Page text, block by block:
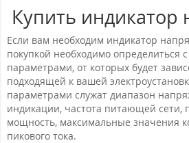
Купить индикатор
Если вам необходим индикатор
покупкой необходимо определиться
параметрами, от которых будет
подходящей к вашей
параметрами служат диапазон
индикации, частота питающей сети,
мощность, максимальные значения
пикового тока.